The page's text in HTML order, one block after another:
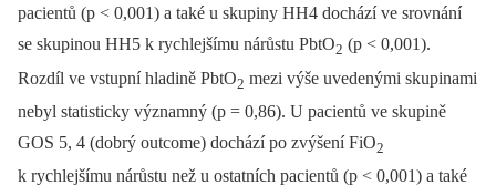
pacientů (p < 0,001) a také u skupiny HH4 dochází ve srovnání
se skupinou HH5 k rychlejšímu nárůstu PbtO2 (p < 0,001).
Rozdíl ve vstupní hladině PbtO2 mezi výše uvedenými skupinami
nebyl statisticky významný (p = 0,86). U pacientů ve skupině
GOS 5, 4 (dobrý outcome) dochází po zvýšení FiO2
k rychlejšímu nárůstu než u ostatních pacientů (p < 0,001) a také